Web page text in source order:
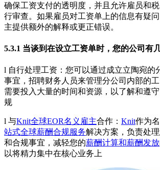
确保工资支付的透明度，并且允许雇员和
行审查。如果雇员对工资单上的信息有疑
主提供额外的解释或更正错误。
5.3.1 当谈到在设立工资单时，您的公司有
l 自行处理工资：您可以通过成立立陶宛的
事宜，招聘财务人员来管理分公司内部的
需要投入大量的时间和资源，以了解和遵
规
l 与Knit全球EOR名义雇主合作： Knit作为
站式全球薪酬合规服务解决方案，负责处
和合规事宜，减轻您的薪酬计算和薪酬发放
以将精力集中在核心业务上